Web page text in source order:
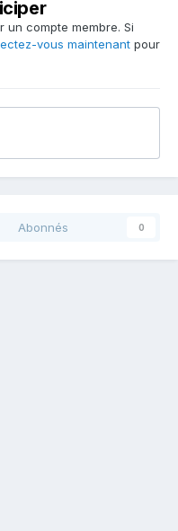
un compte membre. Si
vous maintenant pour
Abonnés 0